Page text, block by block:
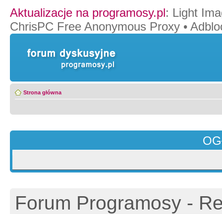
Aktualizacje na programosy.pl: Light
ChrisPC Free Anonymous Proxy •
Strona główna
Forum Programosy -